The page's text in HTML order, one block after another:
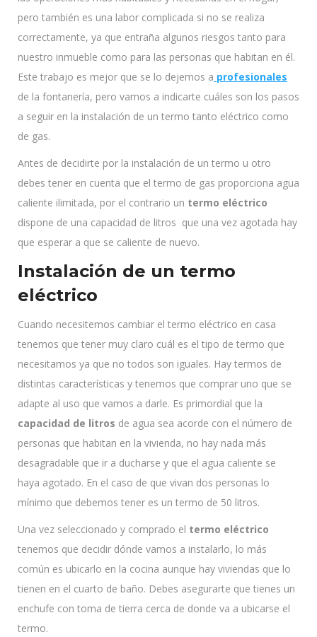
pero también es una labor complicada si no se realiza
correctamente, ya que entraña algunos riesgos tanto para
nuestro inmueble como para las personas que habitan en él.
Este trabajo es mejor que se lo dejemos a profesionales
de la fontanería, pero vamos a indicarte cuáles son los pasos
a seguir en la instalación de un termo tanto eléctrico como
de gas.
Antes de decidirte por la instalación de un termo u otro
debes tener en cuenta que el termo de gas proporciona agua
caliente ilimitada, por el contrario un termo eléctrico
dispone de una capacidad de litros que una vez agotada hay
que esperar a que se caliente de nuevo.
Instalación de un termo
eléctrico
Cuando necesitemos cambiar el termo eléctrico en casa
tenemos que tener muy claro cuál es el tipo de termo que
necesitamos ya que no todos son iguales. Hay termos de
distintas características y tenemos que comprar uno que se
adapte al uso que vamos a darle. Es primordial que la
capacidad de litros de agua sea acorde con el número de
personas que habitan en la vivienda, no hay nada más
desagradable que ir a ducharse y que el agua caliente se
haya agotado. En el caso de que vivan dos personas lo
mínimo que debemos tener es un termo de 50 litros.
Una vez seleccionado y comprado el termo eléctrico
tenemos que decidir dónde vamos a instalarlo, lo más
común es ubicarlo en la cocina aunque hay viviendas que lo
tienen en el cuarto de baño. Debes asegurarte que tienes un
enchufe con toma de tierra cerca de donde va a ubicarse el
termo.